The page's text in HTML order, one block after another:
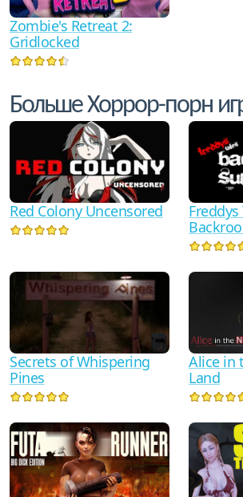
Zombie's Retreat 2:
Gridlocked
Больше Хоррор-порн
Red Colony Uncensored
Freddys
Secrets of Whispering
Pines
Alice in
Land